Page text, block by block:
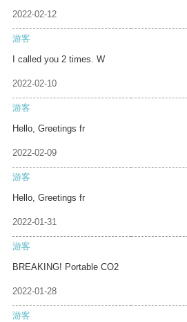
2022-02-12
游客
I called you 2 times. W
2022-02-10
游客
Hello, Greetings fr
2022-02-09
游客
Hello, Greetings fr
2022-01-31
游客
BREAKING! Portable CO2
2022-01-28
游客